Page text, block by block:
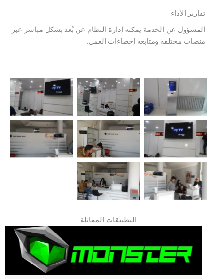
تقارير الأداء
المسؤول عن الخدمة يمكنه إدارة النظام عن بُعد بشكل مباشر عبر
منصات مختلفة ومتابعة إحصاءات العمل.
التطبيقات المماثلة